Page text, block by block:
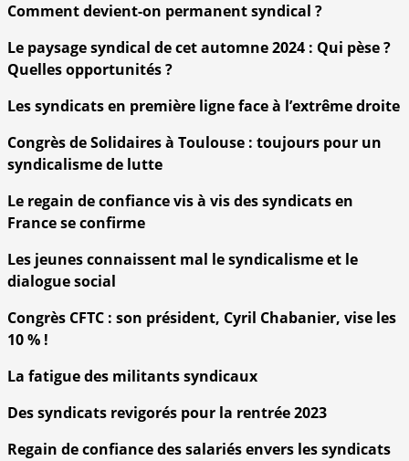
Comment devient-on permanent syndical ?
Le paysage syndical de cet automne 2024 : Qui pèse ?
Quelles opportunités ?
Les syndicats en première ligne face à l’extrême droite
Congrès de Solidaires à Toulouse : toujours pour un
syndicalisme de lutte
Le regain de confiance vis à vis des syndicats en
France se confirme
Les jeunes connaissent mal le syndicalisme et le
dialogue social
Congrès CFTC : son président, Cyril Chabanier, vise les
10 % !
La fatigue des militants syndicaux
Des syndicats revigorés pour la rentrée 2023
Regain de confiance des salariés envers les syndicats